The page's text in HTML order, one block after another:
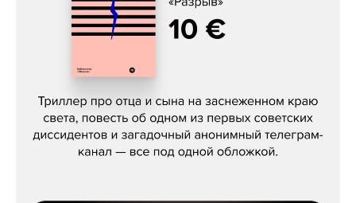
Даниил Туровский, «Разрыв»